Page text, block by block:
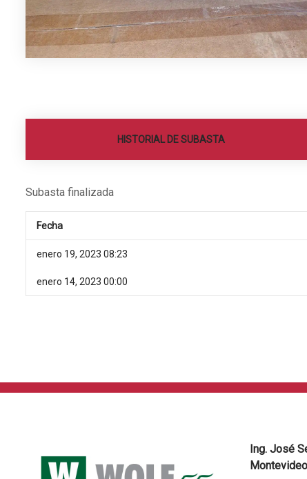
HISTORIAL DE SUBASTA
Subasta finalizada
Fecha
enero 19, 2023 08:23
enero 14, 2023 00:00
Ing. José